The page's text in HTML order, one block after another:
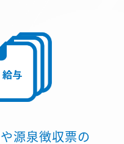
源泉徴収票の